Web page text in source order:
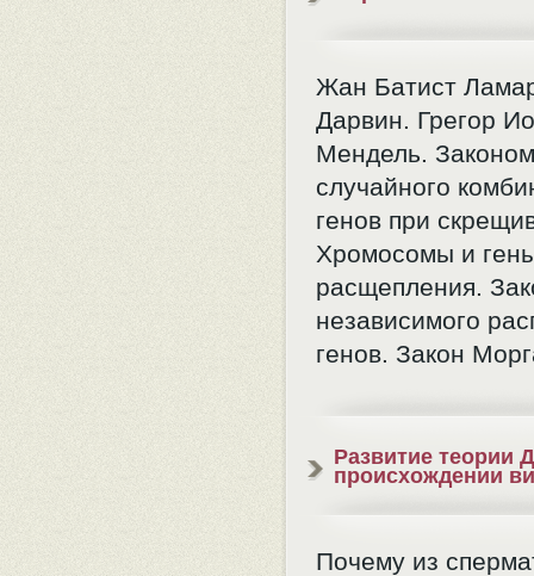
Жан Батист
Дарвин. Грегор
Мендель.
случайного
генов при
Хромосомы и
расщепления.
независимого
генов. Закон
Развитие теории
происхождении
Почему из